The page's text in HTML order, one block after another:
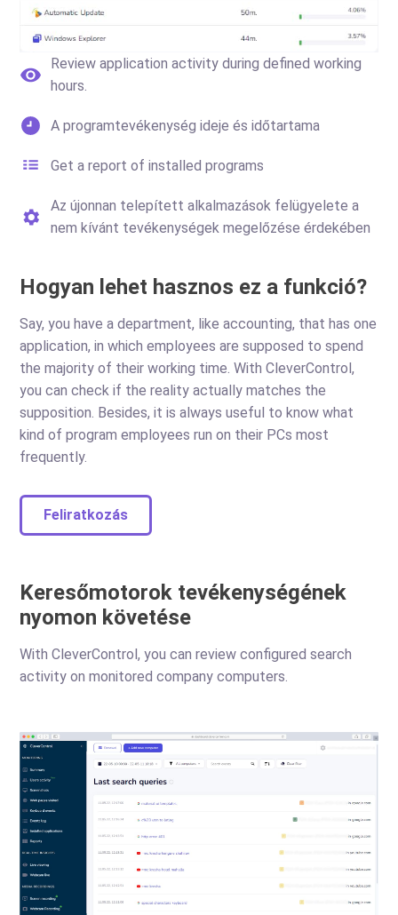
Review application activity during defined working
hours.
A programtevékenység ideje és időtartama
Get a report of installed programs
Az újonnan telepített alkalmazások felügyelete a
nem kívánt tevékenységek megelőzése érdekében
Hogyan lehet hasznos ez a funkció?
Say, you have a department, like accounting, that has one
application, in which employees are supposed to spend
the majority of their working time. With CleverControl,
you can check if the reality actually matches the
supposition. Besides, it is always useful to know what
kind of program employees run on their PCs most
frequently.
Feliratkozás
Keresőmotorok tevékenységének
nyomon követése
With CleverControl, you can review configured search
activity on monitored company computers.